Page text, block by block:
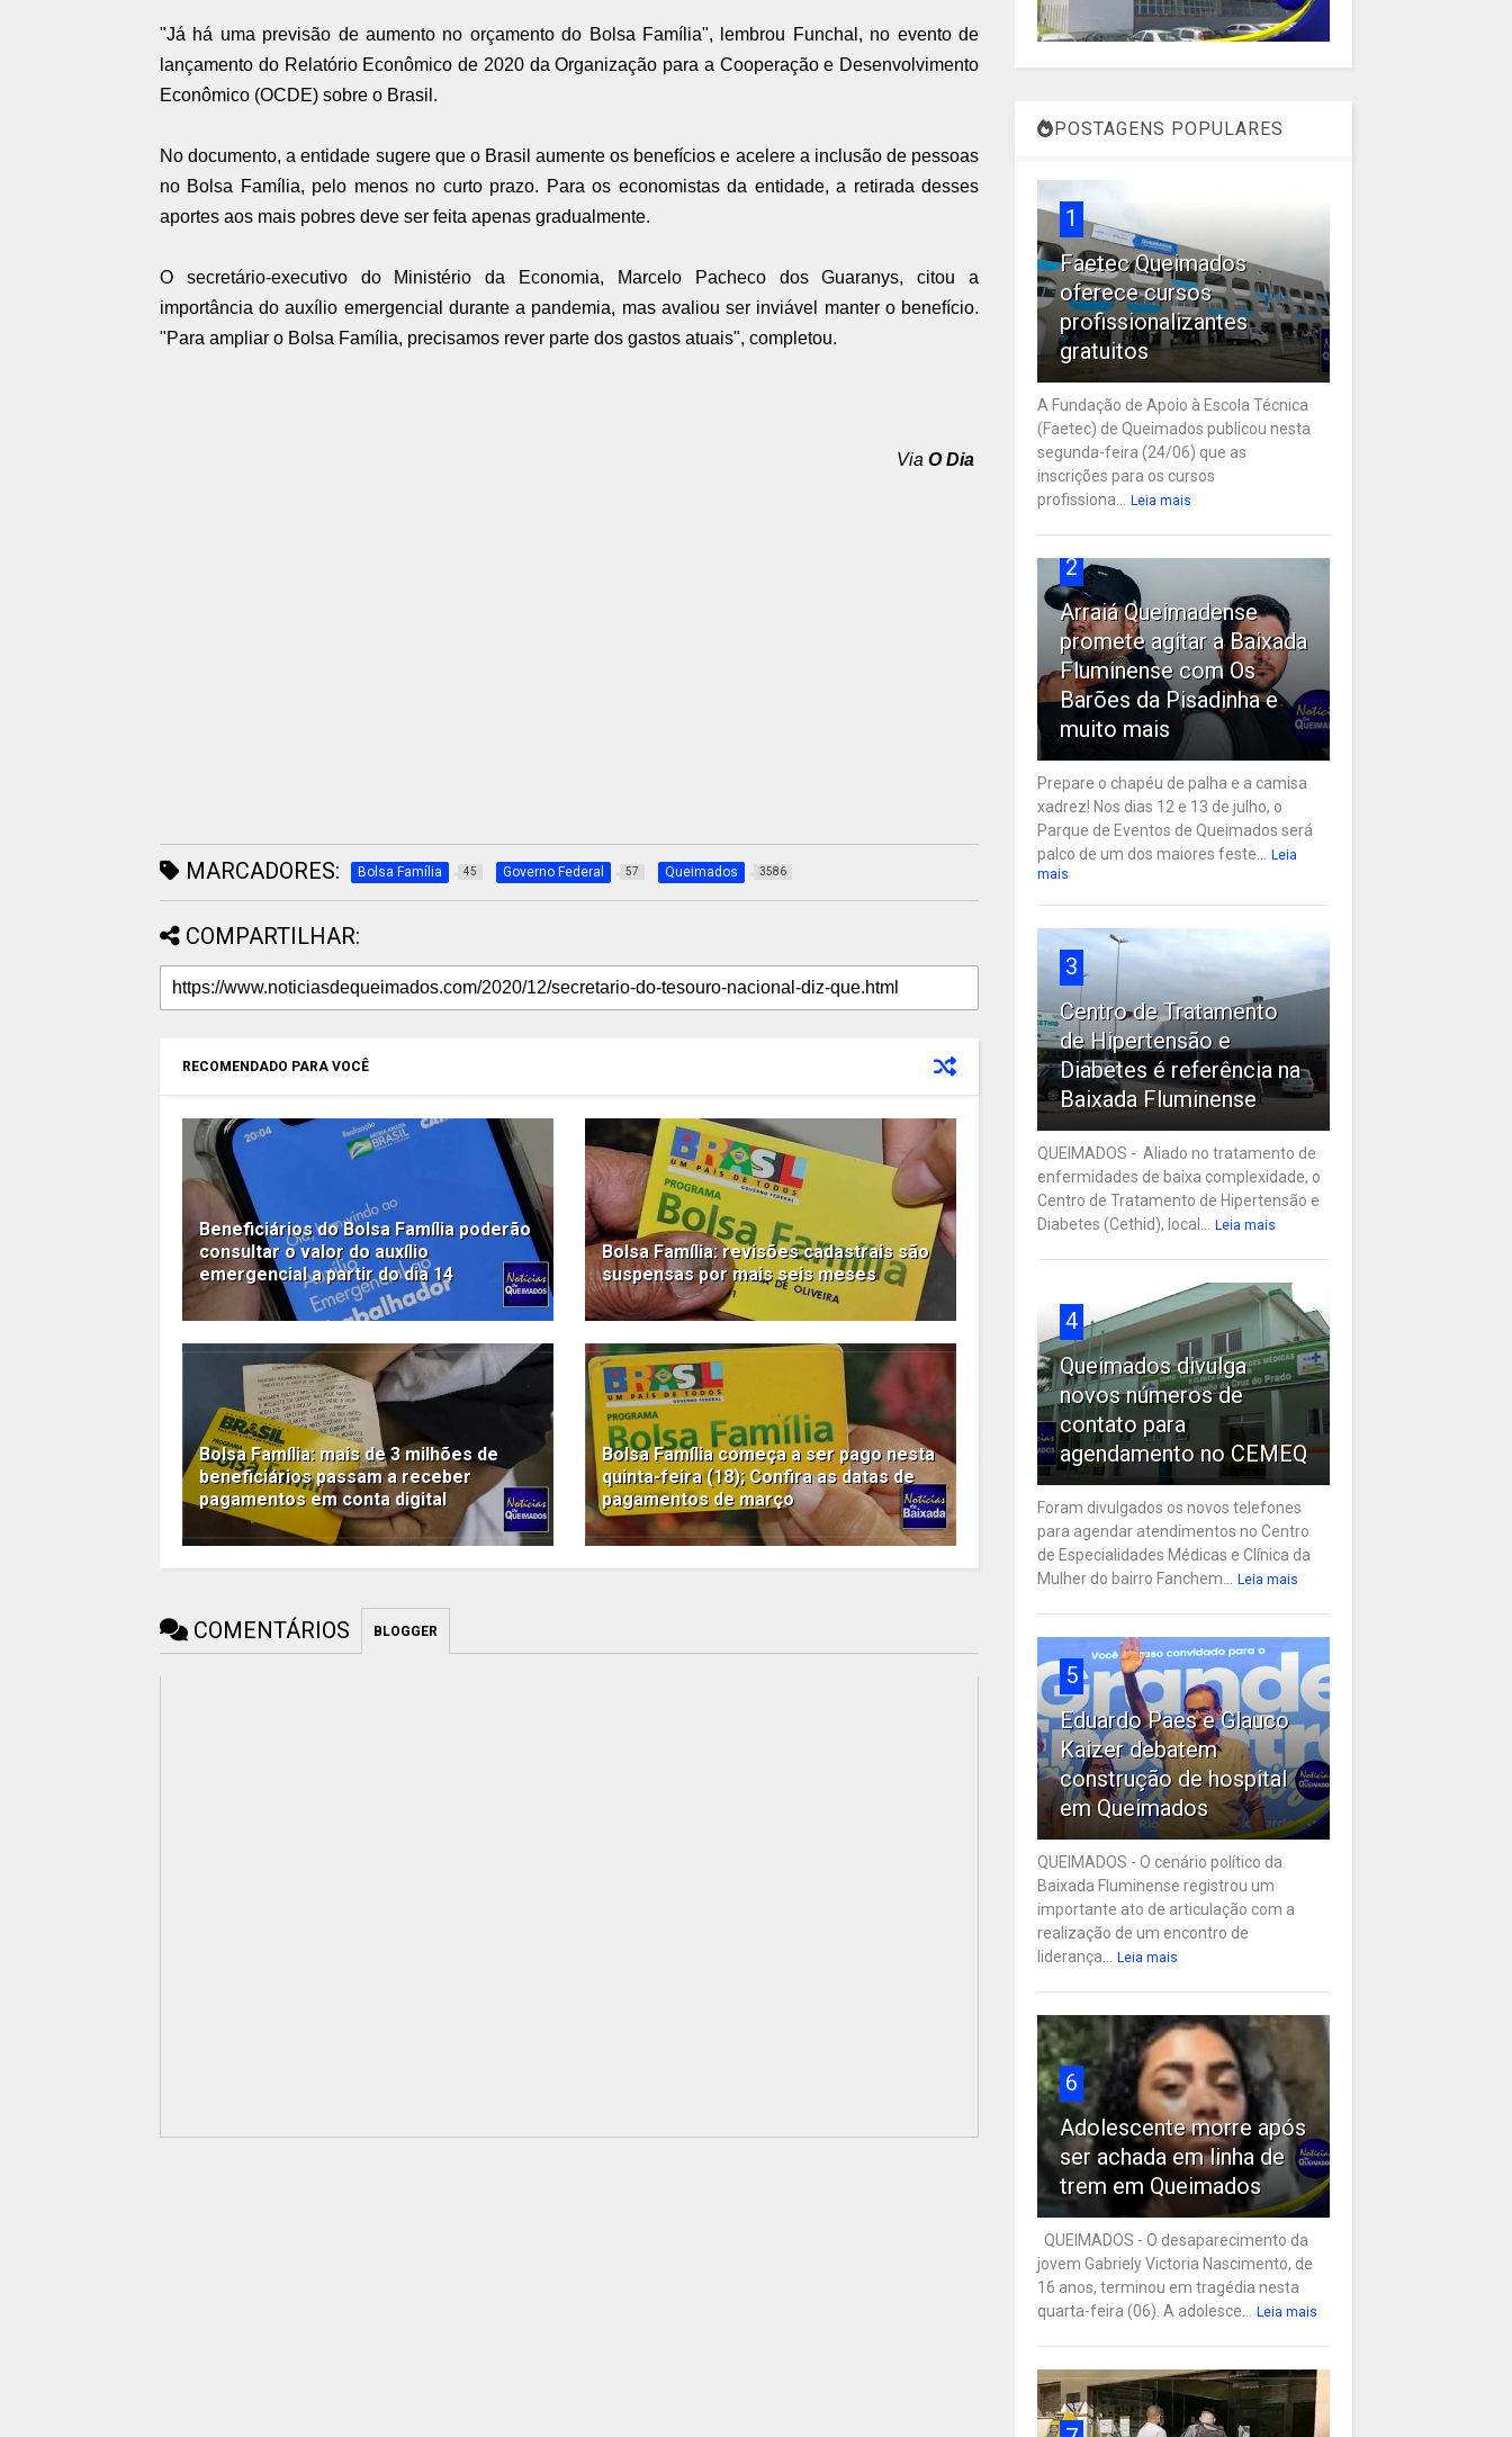
"Já há uma previsão de aumento no orçamento do Bolsa Família", lembrou Funchal, no evento de
lançamento do Relatório Econômico de 2020 da Organização para a Cooperação e Desenvolvimento
Econômico (OCDE) sobre o Brasil.
No documento, a entidade sugere que o Brasil aumente os benefícios e acelere a inclusão de pessoas
no Bolsa Família, pelo menos no curto prazo. Para os economistas da entidade, a retirada desses
aportes aos mais pobres deve ser feita apenas gradualmente.
O secretário-executivo do Ministério da Economia, Marcelo Pacheco dos Guaranys, citou a
importância do auxílio emergencial durante a pandemia, mas avaliou ser inviável manter o benefício.
"Para ampliar o Bolsa Família, precisamos rever parte dos gastos atuais", completou.
Via O Dia
MARCADORES: Bolsa Família 45 Governo Federal 57 Queimados 3586
COMPARTILHAR:
RECOMENDADO PARA VOCÊ
Beneficiários do Bolsa Família poderão
consultar o valor do auxílio
emergencial a partir do dia 14
Bolsa Família: revisões cadastrais são
suspensas por mais seis meses
Bolsa Família: mais de 3 milhões de
beneficiários passam a receber
pagamentos em conta digital
Bolsa Família começa a ser pago nesta
quinta-feira (18); Confira as datas de
pagamentos de março
COMENTÁRIOS BLOGGER
POSTAGENS POPULARES
1
Faetec Queimados
oferece cursos
profissionalizantes
gratuitos
A Fundação de Apoio à Escola Técnica
(Faetec) de Queimados publicou nesta
segunda-feira (24/06) que as
inscrições para os cursos
profissiona...
Leia mais
2
Arraiá Queimadense
promete agitar a Baixada
Fluminense com Os
Barões da Pisadinha e
muito mais
Prepare o chapéu de palha e a camisa
xadrez! Nos dias 12 e 13 de julho, o
Parque de Eventos de Queimados será
palco de um dos maiores feste...
Leia
mais
3
Centro de Tratamento
de Hipertensão e
Diabetes é referência na
Baixada Fluminense
QUEIMADOS - Aliado no tratamento de
enfermidades de baixa complexidade, o
Centro de Tratamento de Hipertensão e
Diabetes (Cethid), local...
Leia mais
4
Queimados divulga
novos números de
contato para
agendamento no CEMEQ
Foram divulgados os novos telefones
para agendar atendimentos no Centro
de Especialidades Médicas e Clínica da
Mulher do bairro Fanchem...
Leia mais
5
Eduardo Paes e Glauco
Kaizer debatem
construção de hospital
em Queimados
QUEIMADOS - O cenário político da
Baixada Fluminense registrou um
importante ato de articulação com a
realização de um encontro de
liderança...
Leia mais
6
Adolescente morre após
ser achada em linha de
trem em Queimados
QUEIMADOS - O desaparecimento da
jovem Gabriely Victoria Nascimento, de
16 anos, terminou em tragédia nesta
quarta-feira (06). A adolesce...
Leia mais